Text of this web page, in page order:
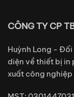
Huỳnh Long -
diện về thiết bị
xuất công
MST: 0301447031